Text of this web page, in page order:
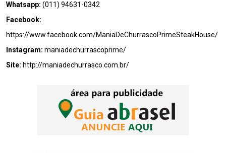
Whatsapp: (011) 94631-0342
Facebook:
https://www.facebook.com/ManiaDeChurrascoPrimeSteakHouse/
Instagram: maniadechurrascoprime/
Site: http://maniadechurrasco.com.br/